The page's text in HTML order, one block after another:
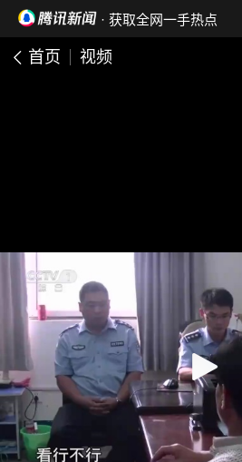
· 获取全网一手热点
首页 视频